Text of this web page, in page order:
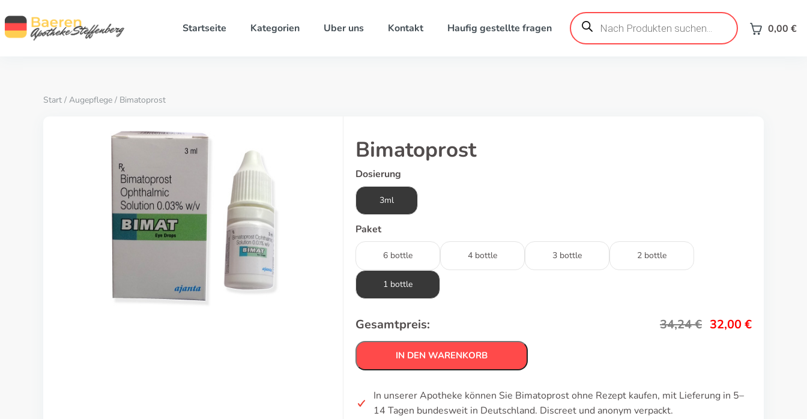
Startseite Kategorien Uber uns Kontakt Haufig gestellte fragen
Products
search 0,00 €
Start / Augepflege / Bimatoprost
Bimatoprost
Dosierung
3ml
Paket
6 bottle 4 bottle 3 bottle 2 bottle
1 bottle
Gesamtpreis: 34,24€ 32,00€
IN DEN WARENKORB
In unserer Apotheke können Sie Bimatoprost ohne Rezept kaufen, mit Lieferung in 5–
14 Tagen bundesweit in Deutschland. Discreet und anonym verpackt.